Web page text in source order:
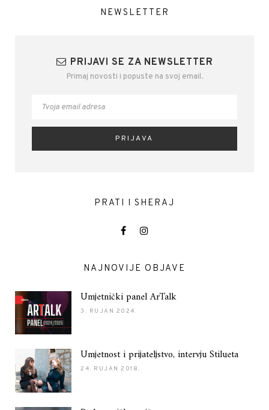
NEWSLETTER
PRIJAVI SE ZA NEWSLETTER
Primaj novosti i popuste na svoj email.
PRATI I SHERAJ
NAJNOVIJE OBJAVE
Umjetnički panel ArTalk
3. RUJAN 2024.
Umjetnost i prijateljstvo, intervju Stilueta
24. RUJAN 2018.